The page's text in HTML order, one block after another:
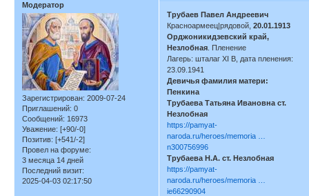
Модератор
Зарегистрирован: 2009-07-24
Приглашений: 0
Сообщений: 16973
Уважение: [+90/-0]
Позитив: [+541/-2]
Провел на форуме:
3 месяца 14 дней
Последний визит:
2025-04-03 02:17:50
Трубаев Павел Андреевич
Красноармеец|рядовой,20.01.1913
Орджоникидзевский край,
Незлобная . Пленение
Лагерь: шталаг XI B, дата пленения:
23.09.1941
Девичья фамилия матери:
Пенкина
Трубаева Татьяна Ивановна ст.
Незлобная
https://pamyat-
naroda.ru/heroes/memoria …
n300756996
Трубаева Н.А. ст. Незлобная
https://pamyat-
naroda.ru/heroes/memoria …
ie66290904